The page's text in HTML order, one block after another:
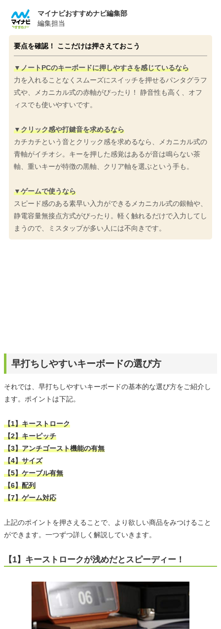
マイナビおすすめナビ編集部
編集担当
要点を確認！ ここだけは押さえておこう
▼ノートPCのキーボードに押しやすさを感じているなら
力を入れることなくスムーズにスイッチを押せるパンタグラフ
式や、メカニカル式の赤軸がぴったり！ 静音性も高く、オフ
ィスでも使いやすいです。
▼クリック感や打鍵音を求めるなら
カチカチという音とクリック感を求めるなら、メカニカル式の
青軸がイチオシ。キーを押した感覚はあるが音は鳴らない茶
軸、重いキーが特徴の黒軸、クリア軸を選ぶという手も。
▼ゲームで使うなら
スピード感のある素早い入力ができるメカニカル式の銀軸や、
静電容量無接点方式がぴったり。軽く触れるだけで入力してし
まうので、ミスタップが多い人には不向きです。
早打ちしやすいキーボードの選び方
それでは、早打ちしやすいキーボードの基本的な選び方をご紹介し
ます。ポイントは下記。
【1】キーストローク
【2】キーピッチ
【3】アンチゴースト機能の有無
【4】サイズ
【5】ケーブル有無
【6】配列
【7】ゲーム対応
上記のポイントを押さえることで、より欲しい商品をみつけること
ができます。一つずつ詳しく解説していきます。
【1】キーストロークが浅めだとスピーディー！